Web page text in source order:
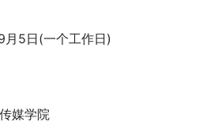
月5日(一个工作日)
媒学院